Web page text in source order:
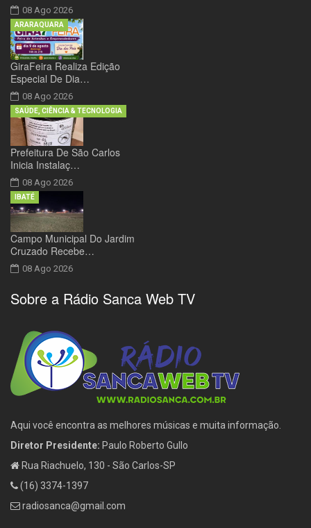
08 Ago 2026
GiraFeira Realiza Edição
Especial De Dia…
08 Ago 2026
ARARAQUARA
Prefeitura De São Carlos
Inicia Instalaç…
08 Ago 2026
SAÚDE, CIÊNCIA & TECNOLOGIA
Campo Municipal Do Jardim
Cruzado Recebe…
08 Ago 2026
IBATÉ
Sobre a Rádio Sanca Web TV
Aqui você encontra as melhores músicas e muita informação.
Diretor Presidente: Paulo Roberto Gullo
Rua Riachuelo, 130 - São Carlos-SP
(16) 3374-1397
radiosanca@gmail.com